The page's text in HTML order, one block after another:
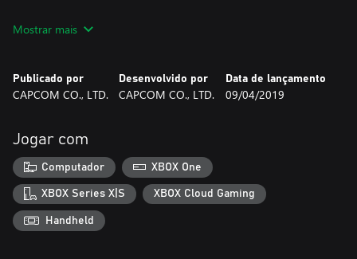
- Seleção de Episódios permite que você comece a jogar a partir
automaticamente para curtir mais da história.
- Automático permite que você avance o diálogo
Modo História e Automático para se adequar ao seu estilo de
jogo).
Suporte a idiomas adicionais com espanhol latino-americano e
português brasileiro, incluindo texto e voz!
Mostrar mais
Publicado por
CAPCOM CO., LTD.
Desenvolvido por
CAPCOM CO., LTD.
Data de lançamento
09/04/2019
Jogar com
Computador XBOX One
XBOX Series X|S XBOX Cloud Gaming
Handheld